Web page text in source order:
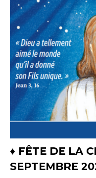
♦ FÊTE DE LA
SEPTEMBRE